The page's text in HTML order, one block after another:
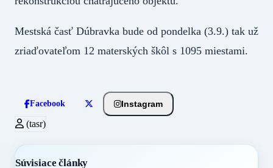
Mestská časť Dúbravka bude od pondelka (3.9.) tak už
zriaďovateľom 12 materských škôl s 1095 miestami.
Facebook Instagram
(tasr)
Súvisiace články